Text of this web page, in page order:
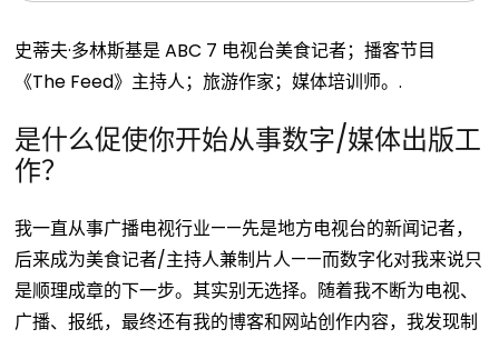
史蒂夫·多林斯基是 ABC 7 电视台美食记者；播客节目
《The Feed》主持人；旅游作家；媒体培训师。.
是什么促使你开始从事数字/媒体出版工
作？
我一直从事广播电视行业——先是地方电视台的新闻记者，
后来成为美食记者/主持人兼制片人——而数字化对我来说只
是顺理成章的下一步。其实别无选择。随着我不断为电视、
广播、报纸，最终还有我的博客和网站创作内容，我发现制